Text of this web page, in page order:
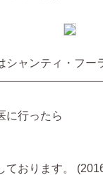
ャンティ・フー
に行ったら
ております。